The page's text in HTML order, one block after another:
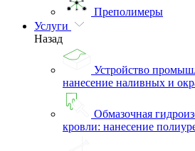
Преполимеры
Услуги
Назад
Устройство
нанесение наливных и
Обмазочная
кровли: нанесение